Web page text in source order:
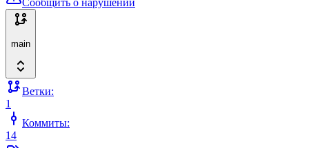
main
Ветки:
1
Коммиты:
14